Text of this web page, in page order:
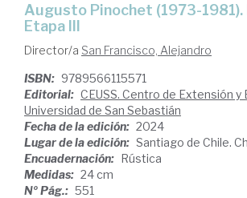
Augusto Pinochet (1973-
Etapa III
Director/a San Francisco, Alejandro
ISBN: 9789566115571
Editorial: CEUSS. Centro de Extensión y
Universidad de San Sebastián
Fecha de la edición: 2024
Lugar de la edición: Santiago de Chile.
Encuadernación: Rústica
Medidas: 24 cm
Nº Pág.: 551